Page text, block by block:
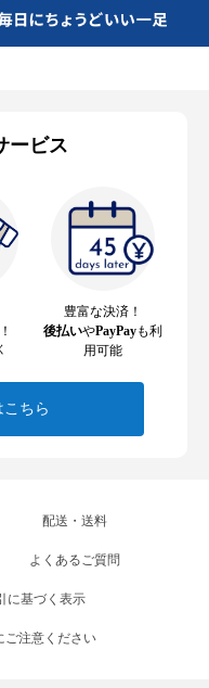
ービス
豊富な決済！
後払いやPayPayも利
用可能
ちら
配送・送料
よくあるご質問
に基づく表示
ご注意ください